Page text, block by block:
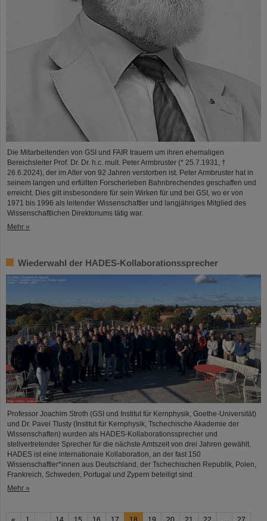
Die Mitarbeitenden von GSI und FAIR trauern um ihren ehemaligen
Bereichsleiter Prof. Dr. Dr. h.c. mult. Peter Armbruster (* 25.7.1931, †
26.6.2024), der im Alter von 92 Jahren verstorben ist. Peter Armbruster hat in
seinem langen und erfüllten Forscherleben Bahnbrechendes geschaffen und
erreicht. Dies gilt insbesondere für sein Wirken für und bei GSI, wo er von
1971 bis 1996 als leitender Wissenschaftler und langjähriges Mitglied des
Wissenschaftlichen Direktoriums tätig war.
Mehr »
Wiederwahl der HADES-Kollaborationssprecher
Professor Joachim Stroth (GSI und Institut für Kernphysik, Goethe-Universität)
und Dr. Pavel Tlusty (Institut für Kernphysik, Tschechische Akademie der
Wissenschaften) wurden als HADES-Kollaborationssprecher und
stellvertretender Sprecher für die nächste Amtszeit von drei Jahren gewählt.
HADES ist eine internationale Kollaboration, an der fast 150
Wissenschaftler*innen aus Deutschland, der Tschechischen Republik, Polen,
Frankreich, Schweden, Portugal und Zypern beteiligt sind.
Mehr »